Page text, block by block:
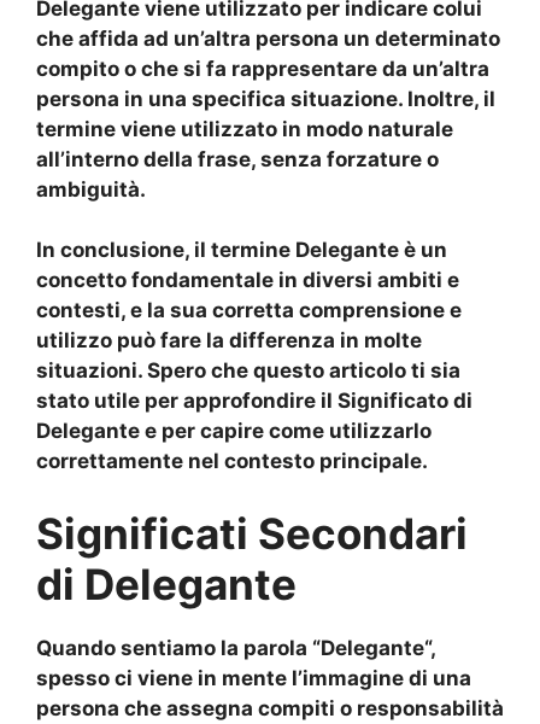
Delegante viene utilizzato per indicare colui
che affida ad un’altra persona un determinato
compito o che si fa rappresentare da un’altra
persona in una specifica situazione. Inoltre, il
termine viene utilizzato in modo naturale
all’interno della frase, senza forzature o
ambiguità.
In conclusione, il termine Delegante è un
concetto fondamentale in diversi ambiti e
contesti, e la sua corretta comprensione e
utilizzo può fare la differenza in molte
situazioni. Spero che questo articolo ti sia
stato utile per approfondire il Significato di
Delegante e per capire come utilizzarlo
correttamente nel contesto principale.
Significati Secondari
di Delegante
Quando sentiamo la parola “Delegante“,
spesso ci viene in mente l’immagine di una
persona che assegna compiti o responsabilità